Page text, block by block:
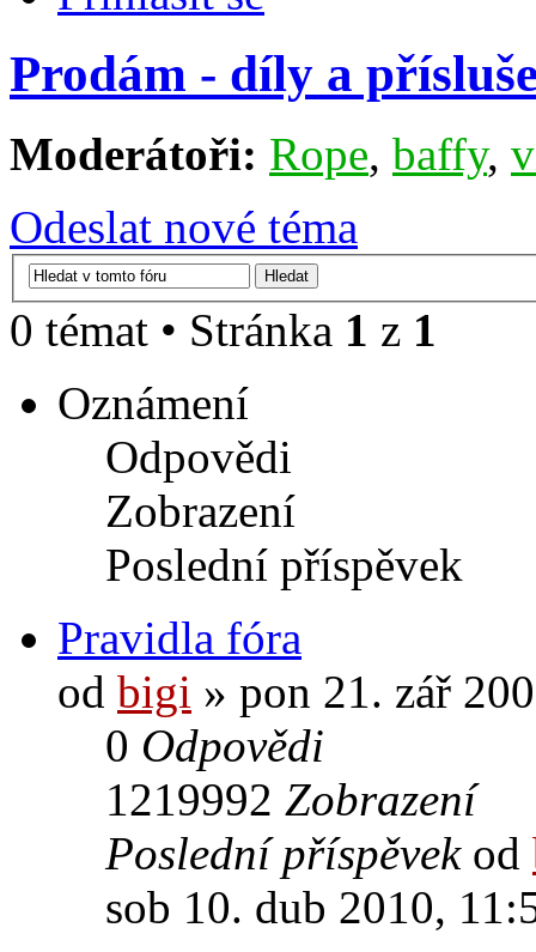
Prodám - díly a
Moderátoři: Rope, baffy,
Odeslat nové téma
0 témat • Stránka 1 z 1
Oznámení
Odpovědi
Zobrazení
Poslední příspěvek
Pravidla fóra
od bigi » pon 21. zář
0 Odpovědi
1219992 Zobrazení
Poslední příspěvek od
sob 10. dub 2010,